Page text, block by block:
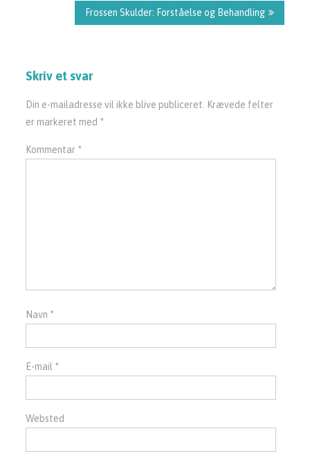
Frossen Skulder: Forståelse og Behandling
Skriv et svar
Din e-mailadresse vil ikke blive publiceret.
Krævede felter
er markeret med *
Kommentar *
Navn *
E-mail *
Websted